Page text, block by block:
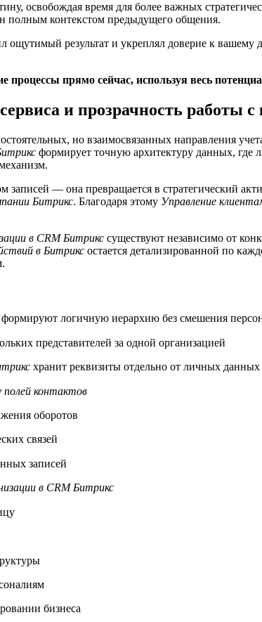
освобождая время для более важных
полным контекстом предыдущего общения.
результат и укреплял доверие к вашему
процессы прямо сейчас, используя весь
и прозрачность работы
но взаимосвязанных направления
формирует точную архитектуру данных,
записей — она превращается в стратегический
Битрикс. Благодаря этому Управление
в CRM Битрикс существуют независимо от
в Битрикс остается детализированной по
логичную иерархию без смешения
представителей за одной организацией
хранит реквизиты отдельно от личных данных
контактов
оборотов
связей
записей
в CRM Битрикс
бизнеса